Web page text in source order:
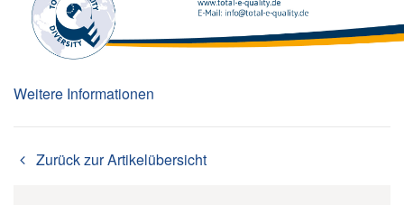
Weitere Informationen
Zurück zur Artikelübersicht